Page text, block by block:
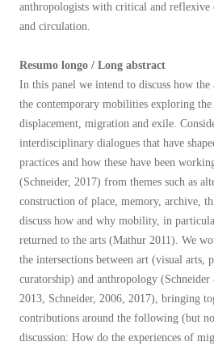
anthropologists with critical and reflexive
and circulation.
Resumo longo / Long abstract
In this panel we intend to discuss how
the contemporary mobilities exploring the
displacement, migration and exile.
interdisciplinary dialogues that have
practices and how these have been working
(Schneider, 2017) from themes such as
construction of place, memory, archive,
discuss how and why mobility, in
returned to the arts (Mathur 2011). We
the intersections between art (visual arts,
curatorship) and anthropology
2013, Schneider, 2006, 2017), bringing
contributions around the following (but
discussion: How do the experiences of